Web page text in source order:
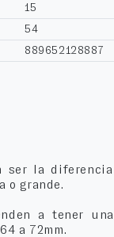
15
54
889652128887
ser la
o grande.
a tener una
a 72mm.